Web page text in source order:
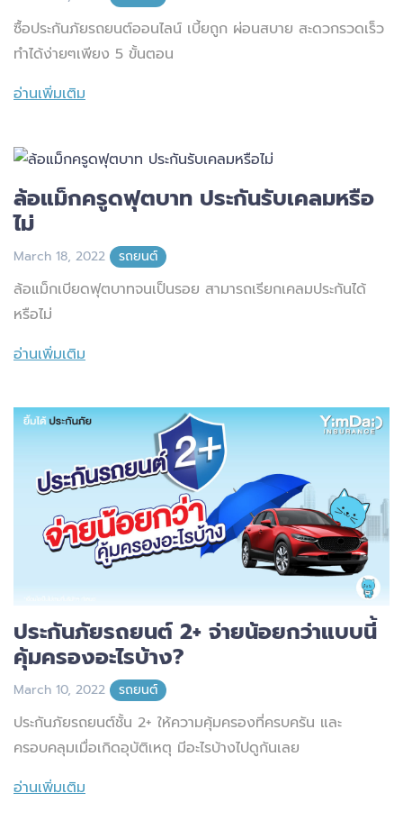
ซื้อประกันภัยรถยนต์ออนไลน์ เบี้ยถูก ผ่อนสบาย สะดวกรวดเร็ว
ทำได้ง่ายๆเพียง 5 ขั้นตอน
อ่านเพิ่มเติม
ล้อแม็กครูดฟุตบาท ประกันรับเคลมหรือ
ไม่
March 18, 2022 รถยนต์
ล้อแม็กเบียดฟุตบาทจนเป็นรอย สามารถเรียกเคลมประกันได้
หรือไม่
อ่านเพิ่มเติม
ประกันภัยรถยนต์ 2+ จ่ายน้อยกว่าแบบนี้
คุ้มครองอะไรบ้าง?
March 10, 2022 รถยนต์
ประกันภัยรถยนต์ชั้น 2+ ให้ความคุ้มครองที่ครบครัน และ
ครอบคลุมเมื่อเกิดอุบัติเหตุ มีอะไรบ้างไปดูกันเลย
อ่านเพิ่มเติม